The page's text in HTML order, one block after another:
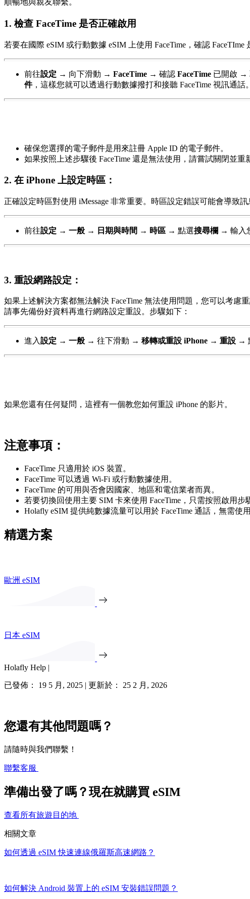
順暢地與親友聯繫。
1. 檢查 FaceTime 是否正確啟用
若要在國際 eSIM 或行動數據 eSIM 上使用 FaceTime，確認
前往設定 → 向下滑動 → FaceTime → 確認 FaceTime 已開啟 →
件，這樣您就可以透過行動數據撥打和接聽 FaceTime 視訊通話。
確保您選擇的電子郵件是用來註冊 Apple ID 的電子郵件。
如果按照上述步驟後 FaceTime 還是無法使用，請嘗試關閉並重
2. 在 iPhone 上設定時區：
正確設定時區對使用 iMessage 非常重要。時區設定錯誤可能會導致
前往設定 → 一般 → 日期與時間 → 時區 → 點選搜尋欄 → 輸入
3. 重設網路設定：
如果上述解決方案都無法解決 FaceTime 無法使用問題，您可以考慮
請事先備份好資料再進行網路設定重設。步驟如下：
進入設定 → 一般 → 往下滑動 → 移轉或重設 iPhone → 重設 →
如果您還有任何疑問，這裡有一個教您如何重設 iPhone 的影片。
注意事項：
FaceTime 只適用於 iOS 裝置。
FaceTime 可以透過 Wi-Fi 或行動數據使用。
FaceTime 的可用與否會因國家、地區和電信業者而異。
若要切換回使用主要 SIM 卡來使用 FaceTime，只需按照啟用步
Holafly eSIM 提供純數據流量可以用於 FaceTime 通話，無需使
精選方案
歐洲 eSIM
日本 eSIM
Holafly Help |
已發佈： 19 5 月, 2025 | 更新於： 25 2 月, 2026
您還有其他問題嗎？
請隨時與我們聯繫！
聯繫客服
準備出發了嗎？現在就購買 eSIM
查看所有旅遊目的地
相關文章
如何透過 eSIM 快速連線俄羅斯高速網路？
如何解決 Android 裝置上的 eSIM 安裝錯誤問題？